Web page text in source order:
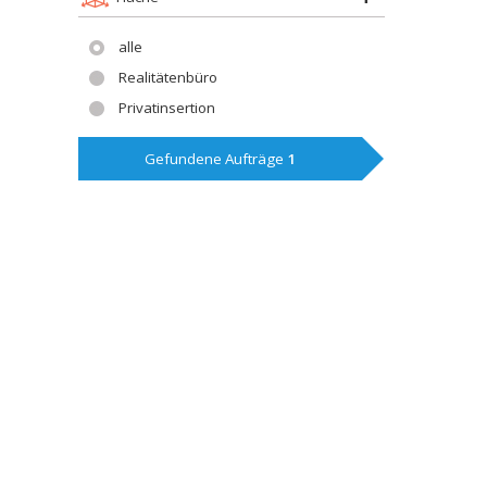
alle
Realitätenbüro
Privatinsertion
Gefundene Aufträge 1